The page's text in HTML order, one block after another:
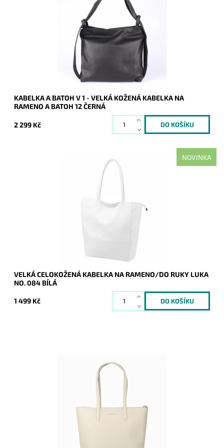
italský kvalitní kožený doplněk každé ženy.
Skladem
Vera Pelle
2 roky
KABELKA A BATOH V 1 - VELKÁ KOŽENÁ KABELKA NA
RAMENO A BATOH 12 ČERNÁ
2 299 Kč
NOVINKA
Nadčasová, velká, měkoučká, kožená, bílá se stříbrnými
doplňky na formát A4 prostě supr kabelka pro nás všechny.
VELKÁ CELOKOŽENÁ KABELKA NA RAMENO/DO RUKY LUKA
NO. 084 BÍLÁ
1 499 Kč
Opravdu velká kokosově bílá kabelka na rameno na formát
A4 s neděleným vnitřním prostorem.
David Jones Paris
2 roky